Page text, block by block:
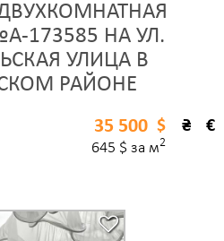
173585 НА УЛ.
УЛИЦА В
РАЙОНЕ
$ ₴ €
35 500
645 $ за м2